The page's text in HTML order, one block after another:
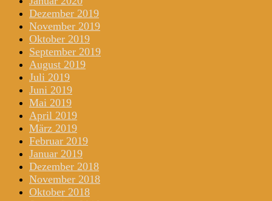
Dezember 2019
November 2019
Oktober 2019
September 2019
August 2019
Juli 2019
Juni 2019
Mai 2019
April 2019
März 2019
Februar 2019
Januar 2019
Dezember 2018
November 2018
Oktober 2018